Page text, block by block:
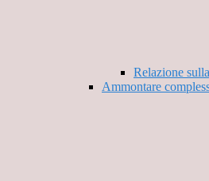
Relazione
Ammontare